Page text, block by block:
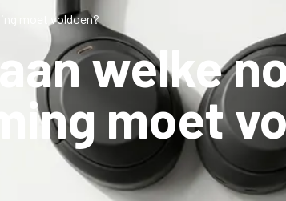
moet voldoen?
aan welke
moet